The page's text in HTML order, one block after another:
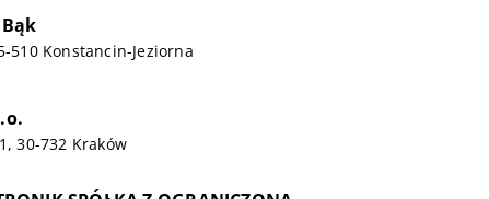
Bąk
510 Konstancin-Jeziorna
30-732 Kraków